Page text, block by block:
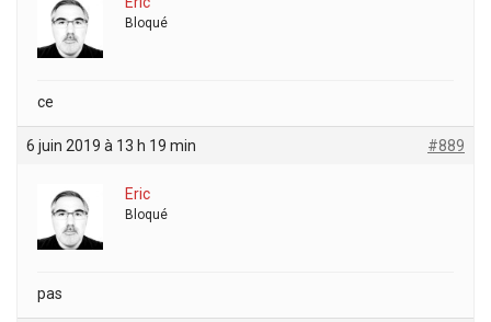
Bloqué
ce
6 juin 2019 à 13 h 19 min #889
Eric
Bloqué
pas